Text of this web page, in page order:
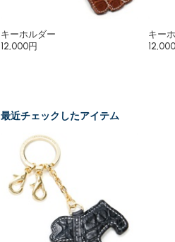
キーホルダー
12,000円
キー
最近チェックしたアイテム